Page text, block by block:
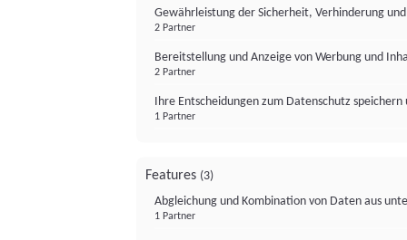
Gewährleistung der Sicherheit, Verhinderung
2 Partner
Bereitstellung und Anzeige von Werbung und
2 Partner
Ihre Entscheidungen zum Datenschutz
1 Partner
Features (3)
Abgleichung und Kombination von Daten aus
1 Partner